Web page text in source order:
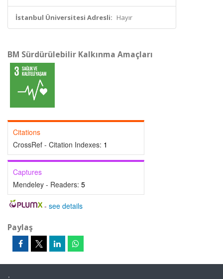
İstanbul Üniversitesi Adresli: Hayır
BM Sürdürülebilir Kalkınma Amaçları
Citations
CrossRef - Citation Indexes: 1
Captures
Mendeley - Readers: 5
- see details
Paylaş